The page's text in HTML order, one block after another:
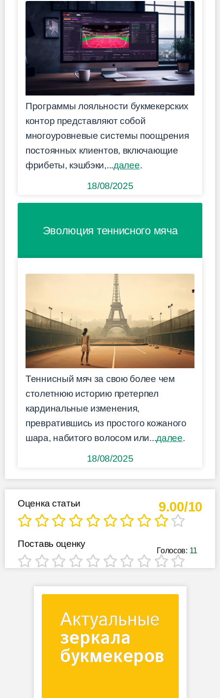
Программы лояльности букмекерских
контор представляют собой
многоуровневые системы поощрения
постоянных клиентов, включающие
фрибеты, кэшбэки,...далее.
18/08/2025
Эволюция теннисного мяча
Теннисный мяч за свою более чем
столетнюю историю претерпел
кардинальные изменения,
превратившись из простого кожаного
шара, набитого волосом или...далее.
18/08/2025
9.00/10
Оценка статьи
Голосов: 11
Поставь оценку